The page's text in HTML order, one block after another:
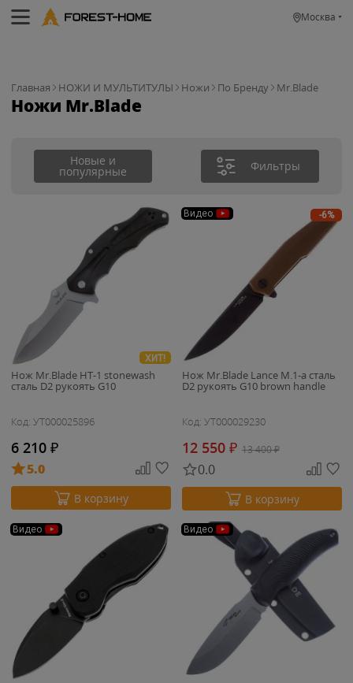
Москва
Главная НОЖИ И МУЛЬТИТУЛЫ Ножи По Бренду Mr.Blade
Ножи Mr.Blade
Новые и
популярные Фильтры
ХИТ!
Нож Mr.Blade HT-1 stonewash
сталь D2 рукоять G10
Код: УТ000025896
6 210 ₽
5.0
В корзину
-6%
Видео
Нож Mr.Blade Lance M.1-a сталь
D2 рукоять G10 brown handle
Код: УТ000029230
12 550 ₽ 13 400₽
0.0
В корзину
Видео Видео